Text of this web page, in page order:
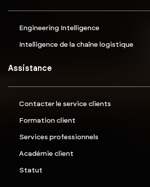
Engineering Intelligence
Intelligence de la chaîne logistique
Assistance
Contacter le service clients
Formation client
Services professionnels
Académie client
Statut